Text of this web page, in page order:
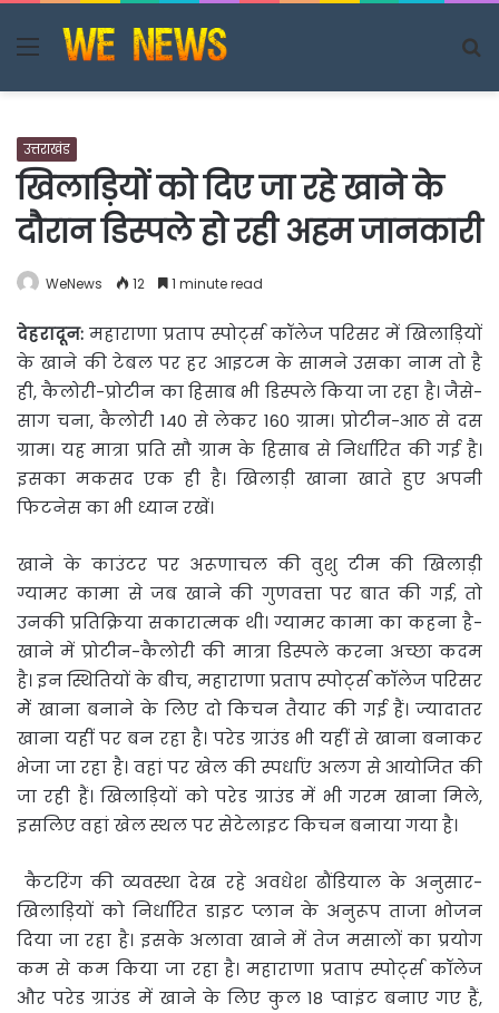
Menu
उत्तराखंड
खिलाड़ियों को दिए जा रहे खाने के
दौरान डिस्पले हो रही अहम जानकारी
WeNews 12 1 minute read
देहरादून:महाराणा प्रताप स्पोर्ट्स कॉलेज परिसर में खिलाड़ियों
के खाने की टेबल पर हर आइटम के सामने उसका नाम तो है
ही, कैलोरी-प्रोटीन का हिसाब भी डिस्पले किया जा रहा है। जैसे-
साग चना, कैलोरी 140 से लेकर 160 ग्राम। प्रोटीन-आठ से दस
ग्राम। यह मात्रा प्रति सौ ग्राम के हिसाब से निर्धारित की गई है।
इसका मकसद एक ही है। खिलाड़ी खाना खाते हुए अपनी
फिटनेस का भी ध्यान रखें।
खाने के काउंटर पर अरूणाचल की वुशु टीम की खिलाड़ी
ग्यामर कामा से जब खाने की गुणवत्ता पर बात की गई, तो
उनकी प्रतिक्रिया सकारात्मक थी। ग्यामर कामा का कहना है-
खाने में प्रोटीन-कैलोरी की मात्रा डिस्पले करना अच्छा कदम
है। इन स्थितियों के बीच, महाराणा प्रताप स्पोर्ट्स कॉलेज परिसर
मेें खाना बनाने के लिए दो किचन तैयार की गई हैं। ज्यादातर
खाना यहीं पर बन रहा है। परेड ग्राउंड भी यहीं से खाना बनाकर
भेजा जा रहा है। वहां पर खेल की स्पर्धाएं अलग से आयोजित की
जा रही हैं। खिलाड़ियों को परेड ग्राउंड में भी गरम खाना मिले,
इसलिए वहां खेल स्थल पर सेटेलाइट किचन बनाया गया है।
कैटरिंग की व्यवस्था देख रहे अवधेश ढौंडियाल के अनुसार-
खिलाड़ियों को निर्धारित डाइट प्लान के अनुरूप ताजा भोजन
दिया जा रहा है। इसके अलावा खाने में तेज मसालों का प्रयोग
कम से कम किया जा रहा है। महाराणा प्रताप स्पोर्ट्स कॉलेज
और परेड ग्राउंड में खाने के लिए कुल 18 प्वाइंट बनाए गए हैं,